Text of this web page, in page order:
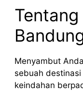
Menyambut
sebuah
keindahan